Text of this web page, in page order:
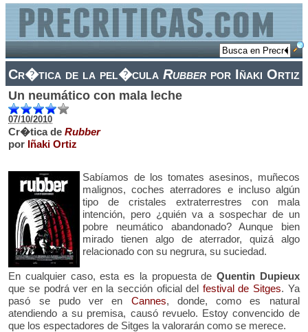
Cr�tica de la pel�cula Rubber por Iñaki Ortiz
Un neumático con mala leche
07/10/2010
Cr�tica deRubber
por Iñaki Ortiz
Sabíamos de los tomates asesinos, muñecos
malignos, coches aterradores e incluso algún
tipo de cristales extraterrestres con mala
intención, pero ¿quién va a sospechar de un
pobre neumático abandonado? Aunque bien
mirado tienen algo de aterrador, quizá algo
relacionado con su negrura, su suciedad.
En cualquier caso, esta es la propuesta de Quentin Dupieux
que se podrá ver en la sección oficial del festival de Sitges. Ya
pasó se pudo ver en Cannes, donde, como es natural
atendiendo a su premisa, causó revuelo. Estoy convencido de
que los espectadores de Sitges la valorarán como se merece.